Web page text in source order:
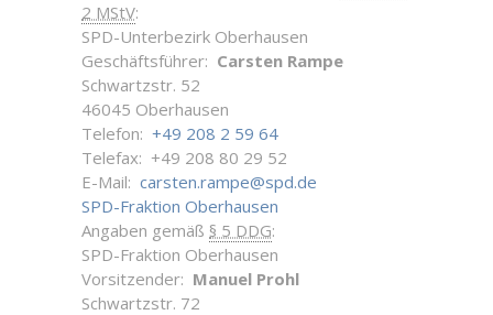
2 MStV:
SPD-Unterbezirk Oberhausen
Geschäftsführer: Carsten Rampe
Schwartzstr. 52
46045 Oberhausen
Telefon: +49 208 2 59 64
Telefax: +49 208 80 29 52
E-Mail: carsten.rampe@spd.de
SPD-Fraktion Oberhausen
Angaben gemäß § 5 DDG:
SPD-Fraktion Oberhausen
Vorsitzender: Manuel Prohl
Schwartzstr. 72